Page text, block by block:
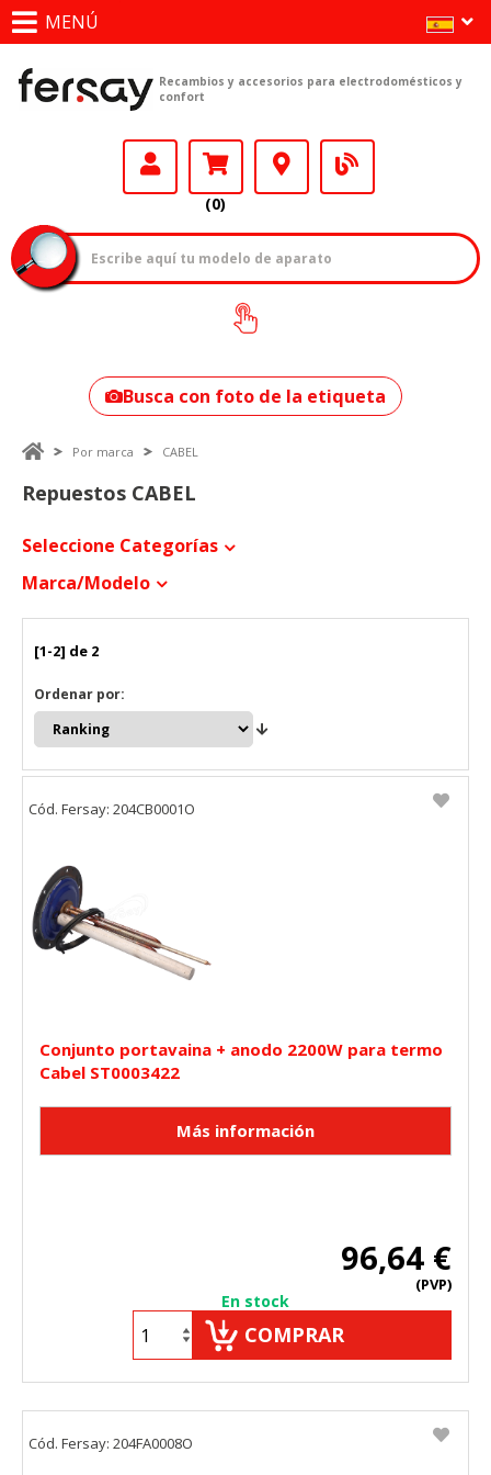
MENÚ
Recambios y accesorios para electrodomésticos y
confort
(0)
¿Cómo encontrar
tu modelo?
Busca con foto de la etiqueta
Por marca CABEL
Repuestos CABEL
Seleccione Categorías
Marca/modelo
[1-2] de 2
Ordenar por:
Conjunto portavaina + anodo 2200W para termo
Cabel ST0003422
96,64 €
(PVP)
En stock
COMPRAR
Cód. Fersay: 204CB0001O
Cód. Fersay: 204FA0008O